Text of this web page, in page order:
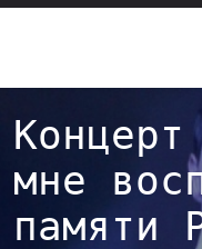
мне
памяти